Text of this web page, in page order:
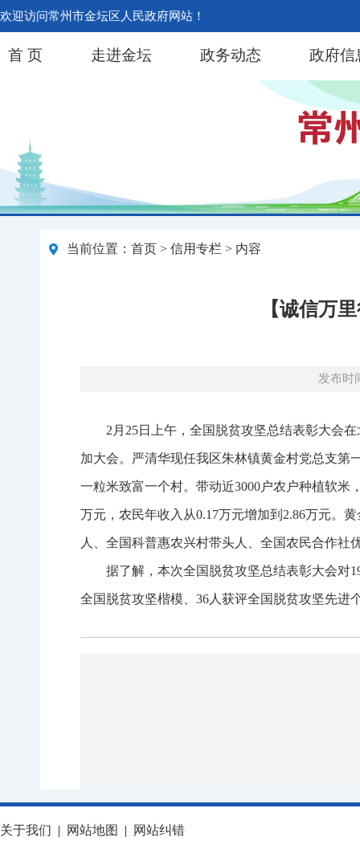
欢迎访问常州市金坛区人民政府网站！
首 页 走进金坛 政务动态 政府信
当前位置： 首页 > 信用专栏 > 内容
【诚信万
发布时
2月25日上午，全国脱贫攻坚总结表彰大会
加大会。严清华现任我区朱林镇黄金村党总支第
一粒米致富一个村。带动近3000户农户种植软米
万元，农民年收入从0.17万元增加到2.86万元。
人、全国科普惠农兴村带头人、全国农民合作
据了解，本次全国脱贫攻坚总结表彰大会对
全国脱贫攻坚楷模、36人获评全国脱贫攻坚先进
关于我们 | 网站地图 | 网站纠错